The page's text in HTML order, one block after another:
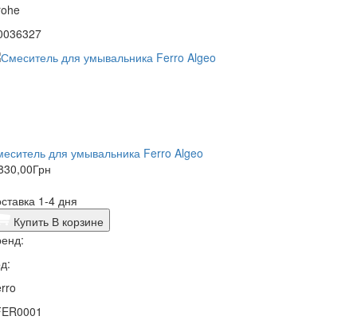
для умывальника Ferro Algeo
Грн
1-4 дня
Купить В корзине